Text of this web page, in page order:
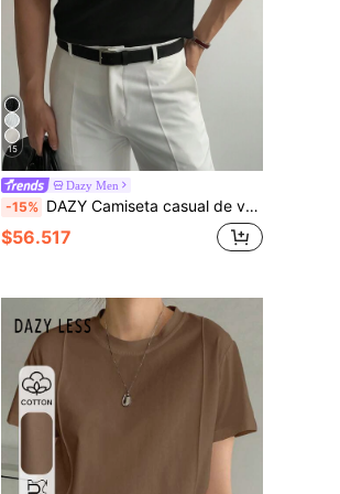
15
Dazy Men
-15% DAZY Camiseta casual de verano para hombre con media tapeta de botones y manga corta de unicolor
$56.517